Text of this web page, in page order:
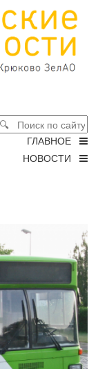
ГЛАВНОЕ
НОВОСТИ